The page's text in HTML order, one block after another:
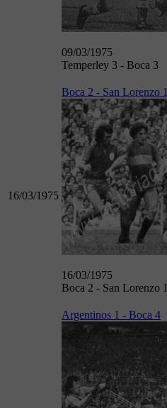
09/03/1975
Temperley 3 - Boca 3
16/03/1975
Boca 2 - San Lorenzo 1
16/03/1975
Boca 2 - San Lorenzo 1
Argentinos 1 - Boca 4